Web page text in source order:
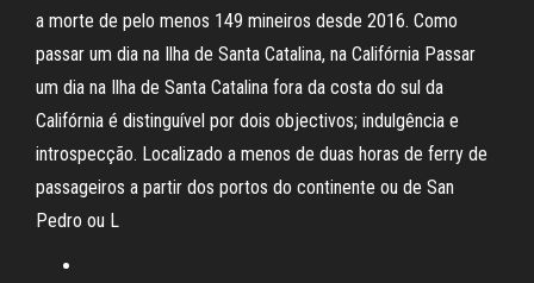
a morte de pelo menos 149 mineiros desde 2016. Como
passar um dia na Ilha de Santa Catalina, na Califórnia Passar
um dia na Ilha de Santa Catalina fora da costa do sul da
Califórnia é distinguível por dois objectivos; indulgência e
introspecção. Localizado a menos de duas horas de ferry de
passageiros a partir dos portos do continente ou de San
Pedro ou L